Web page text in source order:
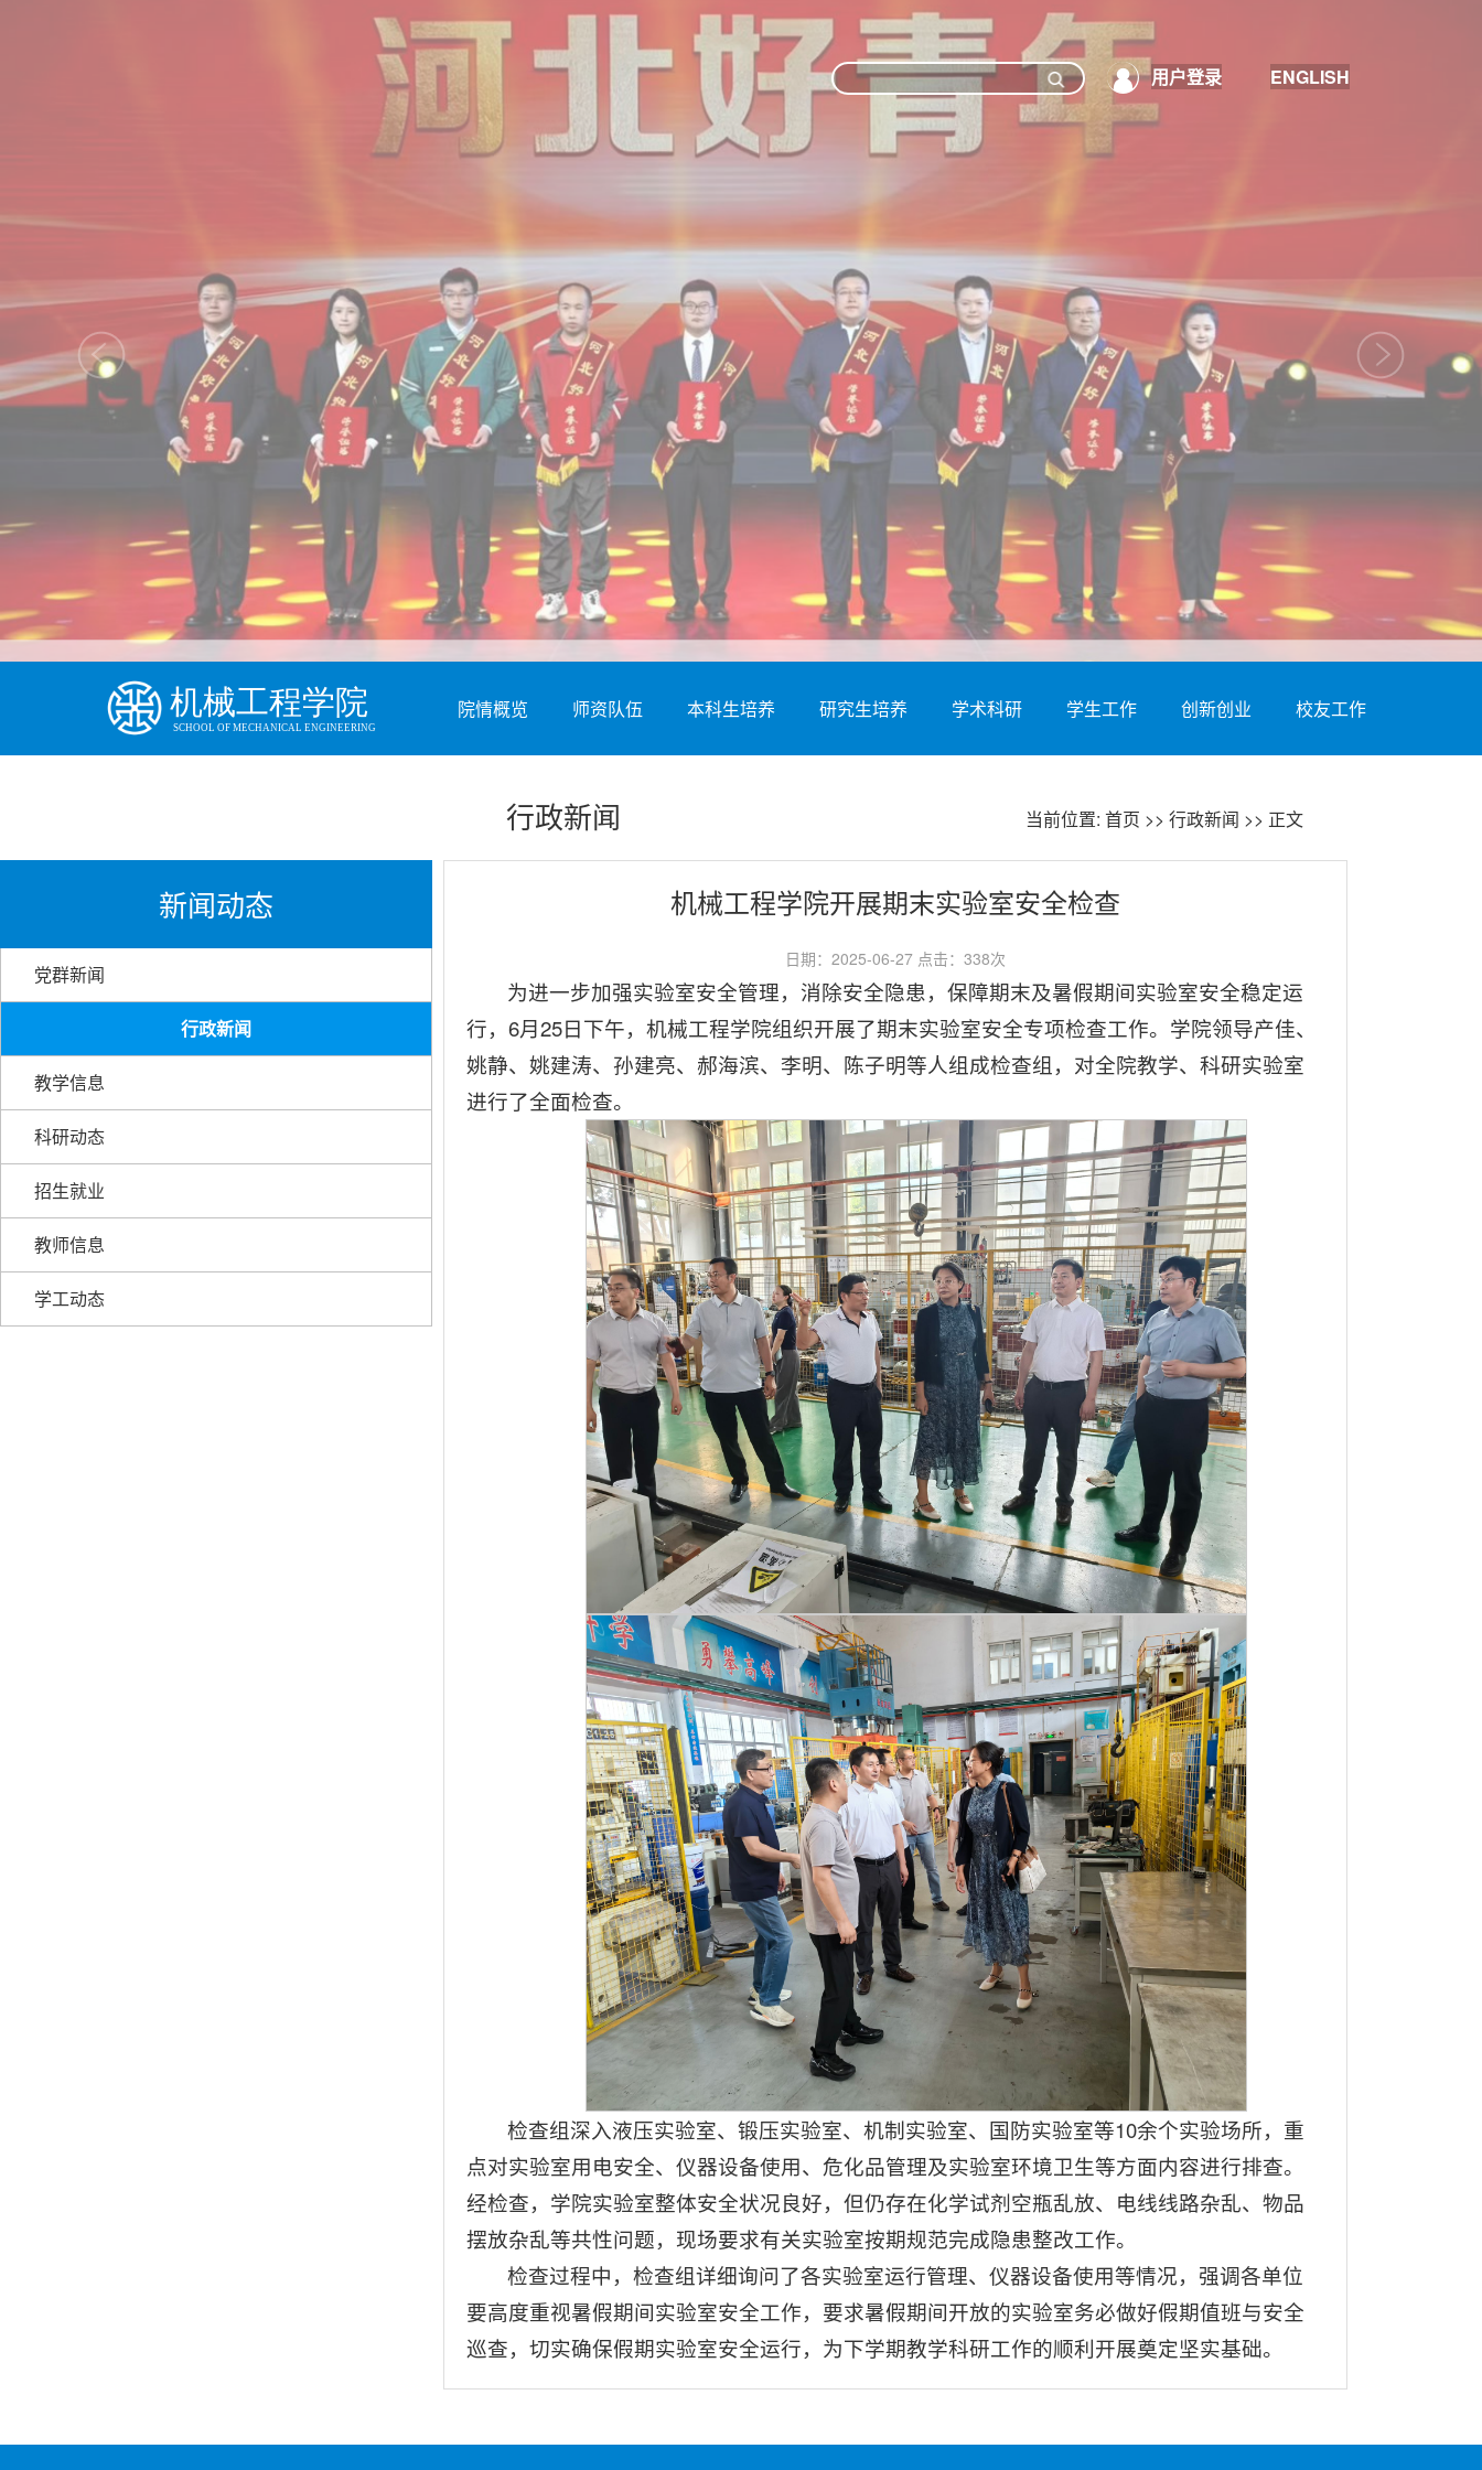
用户登录 ENGLISH
院情概览 师资队伍 本科生培养 研究生培养 学术科研 学生工作 创新创业 校友工作
新闻动态
行政新闻 当前位置: 首页 >> 行政新闻 >> 正文
党群新闻
行政新闻
教学信息
科研动态
招生就业
教师信息
学工动态
机械工程学院开展期末实验室安全检查
日期：2025-06-27 点击： 338次
为进一步加强实验室安全管理，消除安全隐患，保障期末及暑假期间实验室安全稳定运
行，6月25日下午，机械工程学院组织开展了期末实验室安全专项检查工作。学院领导产佳、
姚静、姚建涛、孙建亮、郝海滨、李明、陈子明等人组成检查组，对全院教学、科研实验室
进行了全面检查。
检查组深入液压实验室、锻压实验室、机制实验室、国防实验室等10余个实验场所，重
点对实验室用电安全、仪器设备使用、危化品管理及实验室环境卫生等方面内容进行排查。
经检查，学院实验室整体安全状况良好，但仍存在化学试剂空瓶乱放、电线线路杂乱、物品
摆放杂乱等共性问题，现场要求有关实验室按期规范完成隐患整改工作。
检查过程中，检查组详细询问了各实验室运行管理、仪器设备使用等情况，强调各单位
要高度重视暑假期间实验室安全工作，要求暑假期间开放的实验室务必做好假期值班与安全
巡查，切实确保假期实验室安全运行，为下学期教学科研工作的顺利开展奠定坚实基础。